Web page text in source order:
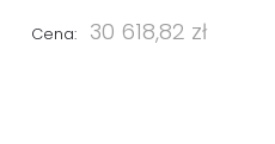
Cena: 30 618,82 zł